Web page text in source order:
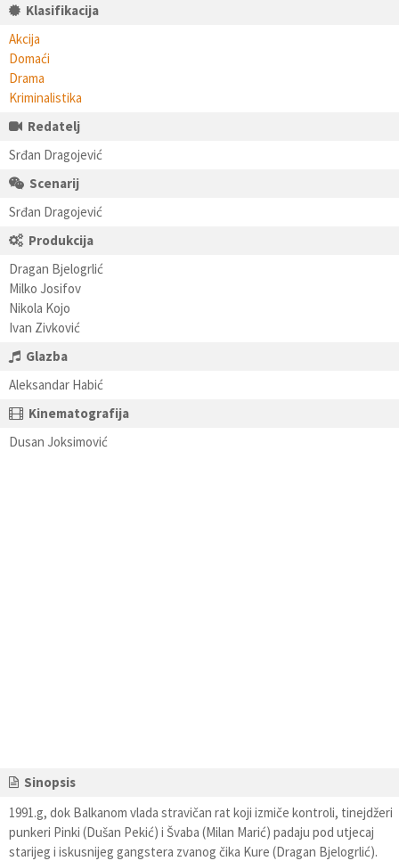
Klasifikacija
Akcija
Domaći
Drama
Kriminalistika
Redatelj
Srđan Dragojević
Scenarij
Srđan Dragojević
Produkcija
Dragan Bjelogrlić
Milko Josifov
Nikola Kojo
Ivan Zivković
Glazba
Aleksandar Habić
Kinematografija
Dusan Joksimović
Sinopsis
1991.g, dok Balkanom vlada stravičan rat koji izmiče kontroli, tinejdžeri
punkeri Pinki (Dušan Pekić) i Švaba (Milan Marić) padaju pod utjecaj
starijeg i iskusnijeg gangstera zvanog čika Kure (Dragan Bjelogrlić).